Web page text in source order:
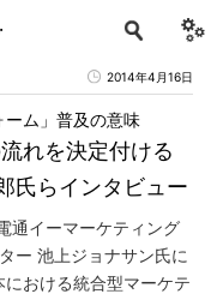
2014年4月16日
れを決定付ける
らインタビュー
ーム」普及の意味
通イーマーケティング
ー 池上ジョナサン氏に
おける統合型マーケテ